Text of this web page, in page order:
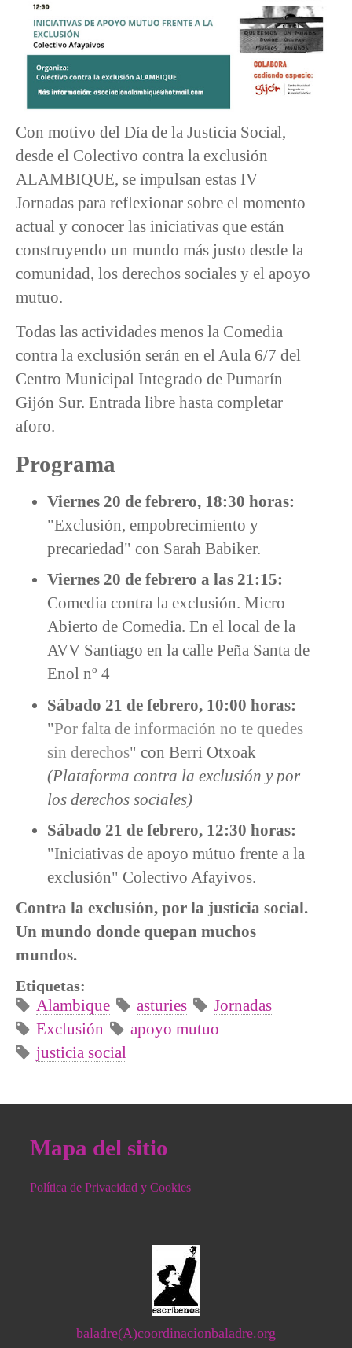
Con motivo del Día de la Justicia Social,
desde el Colectivo contra la exclusión
ALAMBIQUE, se impulsan estas IV
Jornadas para reflexionar sobre el momento
actual y conocer las iniciativas que están
construyendo un mundo más justo desde la
comunidad, los derechos sociales y el apoyo
mutuo.
Todas las actividades menos la Comedia
contra la exclusión serán en el Aula 6/7 del
Centro Municipal Integrado de Pumarín
Gijón Sur. Entrada libre hasta completar
aforo.
Programa
Viernes 20 de febrero, 18:30 horas:
"Exclusión, empobrecimiento y
precariedad" con Sarah Babiker.
Viernes 20 de febrero a las 21:15:
Comedia contra la exclusión. Micro
Abierto de Comedia. En el local de la
AVV Santiago en la calle Peña Santa de
Enol nº 4
Sábado 21 de febrero, 10:00 horas:
"Por falta de información no te quedes
sin derechos" con Berri Otxoak
(Plataforma contra la exclusión y por
los derechos sociales)
Sábado 21 de febrero, 12:30 horas:
"Iniciativas de apoyo mútuo frente a la
exclusión" Colectivo Afayivos.
Contra la exclusión, por la justicia social.
Un mundo donde quepan muchos
mundos.
Etiquetas:
Alambique asturies
Jornadas
Exclusión
apoyo mutuo
justicia social
Mapa del sitio
Política de Privacidad y Cookies
baladre(A)coordinacionbaladre.org